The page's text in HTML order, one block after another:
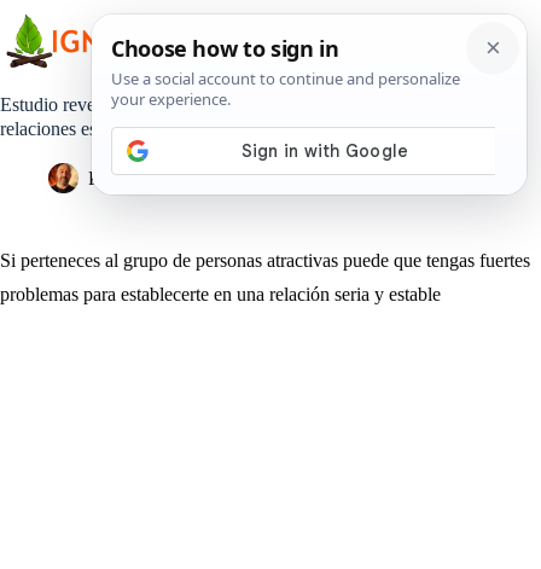
contenido
Estudio revela que a las personas atractivas no se le dan las
relaciones estables
Pedro Lisperguer 6 abril, 2019 Estilo de Vida
Si perteneces al grupo de personas atractivas puede que tengas fuertes
problemas para establecerte en una relación seria y estable